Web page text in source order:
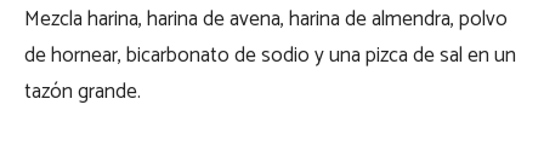
Mezcla harina, harina de avena, harina de almendra, polvo
de hornear, bicarbonato de sodio y una pizca de sal en un
tazón grande.